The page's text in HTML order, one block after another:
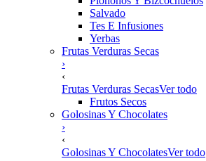
Salvado
Tes E Infusiones
Yerbas
Frutas Verduras Secas
›
‹
Frutas Verduras SecasVer todo
Frutos Secos
Golosinas Y Chocolates
›
‹
Golosinas Y ChocolatesVer todo